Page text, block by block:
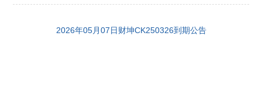
2026年05月07日财坤CK250326到期公告